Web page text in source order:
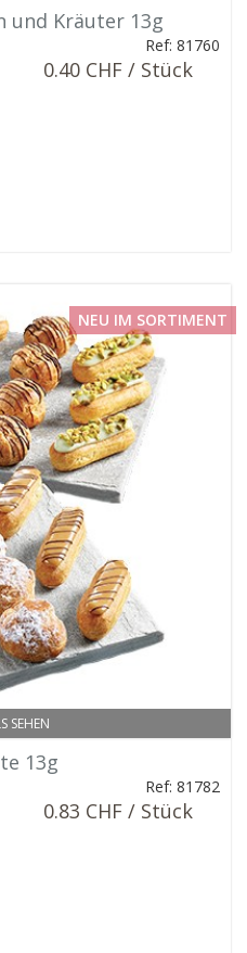
und Kräuter 13g
Ref: 81760
0.40 CHF / Stück
SEHEN
NEU IM SORTIMENT
13g
Ref: 81782
0.83 CHF / Stück